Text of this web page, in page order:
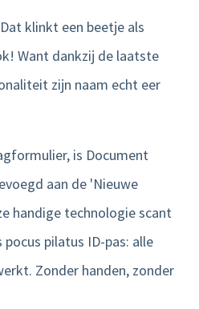
klinkt een beetje als
Want dankzij de laatste
zijn naam echt eer
is Document
aan de 'Nieuwe
handige technologie scant
pilatus ID-pas: alle
Zonder handen, zonder